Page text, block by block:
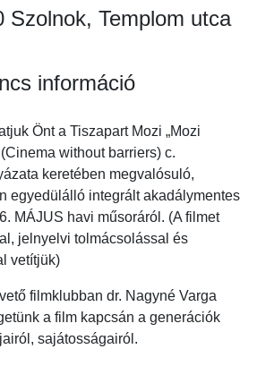
Szolnok, Templom utca
információ
Önt a Tiszapart Mozi „Mozi
without barriers) c.
keretében megvalósuló,
egyedülálló integrált akadálymentes
MÁJUS havi műsoráról. (A filmet
jelnyelvi tolmácsolással és
vetítjük)
filmklubban dr. Nagyné Varga
a film kapcsán a generációk
sajátosságairól.